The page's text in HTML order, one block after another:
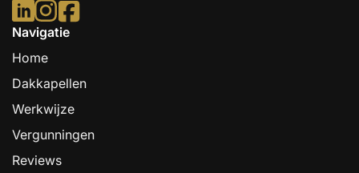
Navigatie
Home
Dakkapellen
Werkwijze
Vergunningen
Reviews